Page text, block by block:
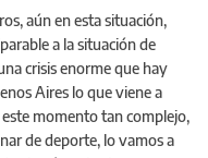
aún en esta situación,
a la situación de
crisis enorme que hay
Aires lo que viene a
momento tan complejo,
de deporte, lo vamos a